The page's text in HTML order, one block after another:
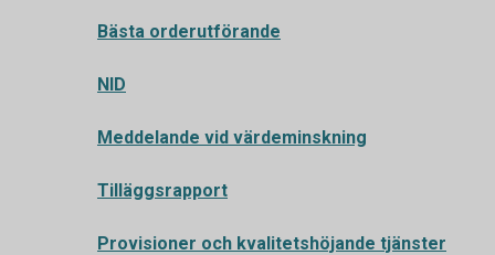
Bästa orderutförande
NID
Meddelande vid värdeminskning
Tilläggsrapport
Provisioner och kvalitetshöjande tjänster